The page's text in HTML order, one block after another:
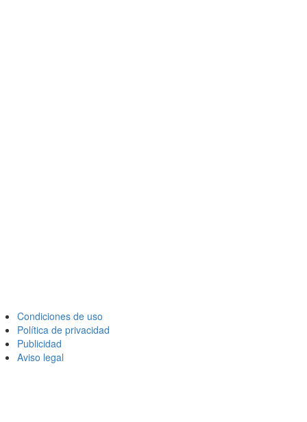
Condiciones de uso
Política de privacidad
Publicidad
Aviso legal